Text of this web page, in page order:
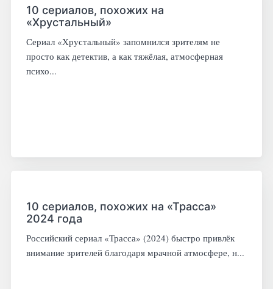
10 сериалов, похожих на
«Хрустальный»
Сериал «Хрустальный» запомнился зрителям не
просто как детектив, а как тяжёлая, атмосферная
психо...
10 сериалов, похожих на «Трасса»
2024 года
Российский сериал «Трасса» (2024) быстро привлёк
внимание зрителей благодаря мрачной атмосфере, н...